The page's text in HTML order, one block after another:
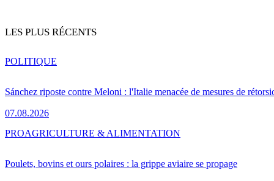
LES PLUS RÉCENTS
Sánchez riposte contre Meloni : l'Italie menacée de mesures de
07.08.2026
POLITIQUE
Poulets, bovins et ours polaires : la grippe aviaire se propage
PROAGRICULTURE & ALIMENTATION